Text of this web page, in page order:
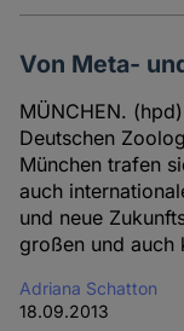
Von Meta-
MÜNCHEN.
Deutschen
München trafen
auch
und neue
großen und auch
Adriana Schatton
18.09.2013